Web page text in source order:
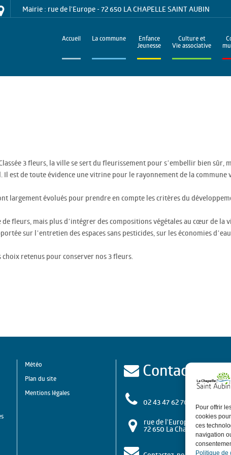
Pour offrir
cookies
ces
navigation
Politique de
Mairie : rue de l'Europe - 72 650 LA CHAPELLE SAINT AUBIN
Accueil La commune
Enfance
Jeunesse
Culture et
Vie associative
3 fleurs, la ville se sert du fleurissement pour s’embellir bien sûr,
est de toute évidence une vitrine pour le rayonnement de la commune
largement évolués pour prendre en compte les critères du
fleurs, mais plus d’intégrer des compositions végétales au cœur de la
sur l’entretien des espaces sans pesticides, sur les économies
retenus pour conserver nos 3 fleurs.
Météo
Plan du site
Mentions légales
Contact
02 43 47 62 70
rue de l'Europe
72 650 La Chapelle Saint